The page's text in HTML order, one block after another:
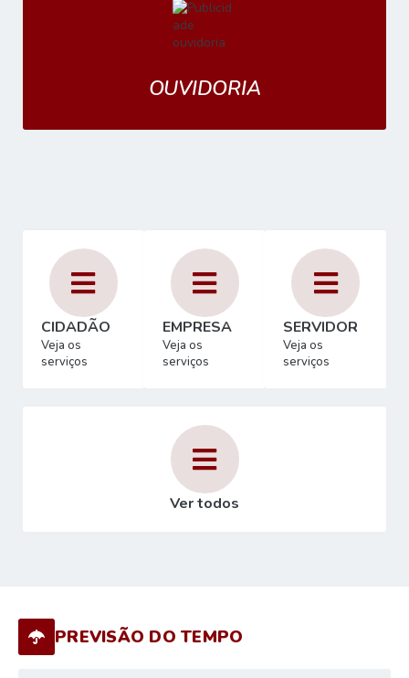
OUVIDORIA
CIDADÃO
Veja os
serviços
EMPRESA
Veja os
serviços
SERVIDOR
Veja os
serviços
Ver todos
PREVISÃO DO TEMPO